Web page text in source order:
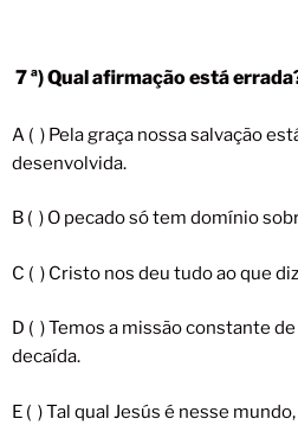
7 ª) Qual afirmação está
A ( ) Pela graça nossa salvação
desenvolvida.
B ( ) O pecado só tem domínio
C ( ) Cristo nos deu tudo ao que
D ( ) Temos a missão constante
decaída.
E ( ) Tal qual Jesús é nesse